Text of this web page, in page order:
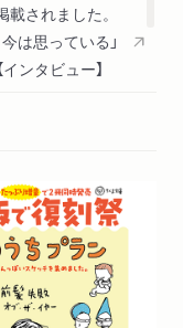
されました。
は思っている」
ンタビュー】
シタケさんらし
あ君が好き』に
」